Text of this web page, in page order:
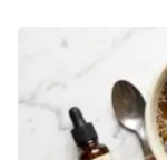
subcutánea del
Beltrán Zapata,
(2015).
la actividad del
A. (2007).